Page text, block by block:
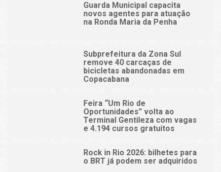
Guarda Municipal capacita
novos agentes para atuação
na Ronda Maria da Penha
Subprefeitura da Zona Sul
remove 40 carcaças de
bicicletas abandonadas em
Copacabana
Feira “Um Rio de
Oportunidades” volta ao
Terminal Gentileza com vagas
e 4.194 cursos gratuitos
Rock in Rio 2026: bilhetes para
o BRT já podem ser adquiridos